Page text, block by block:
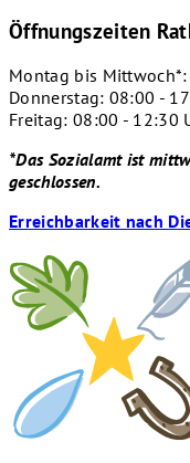
Öffnungszeiten
Montag bis
Donnerstag: 08:00 -
Freitag: 08:00 - 12:30
*Das Sozialamt ist
geschlossen.
Erreichbarkeit nach